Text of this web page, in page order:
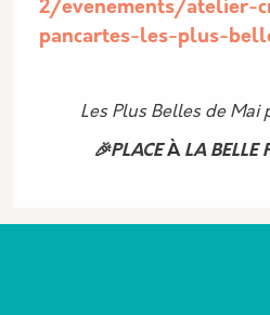
2/evenements/atelier-
pancartes-les-plus-
Les Plus Belles de Mai
🎉PLACE ÀLA BELLE